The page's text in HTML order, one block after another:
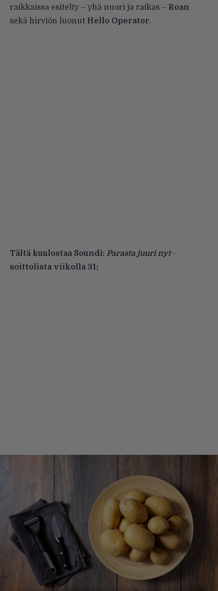
raikkaissa esitelty – yhä nuori ja raikas – Roan
sekä hirviön luonut Hello Operator.
Tältä kuulostaa Soundi: Parasta juuri nyt-
soittolista viikolla 31: